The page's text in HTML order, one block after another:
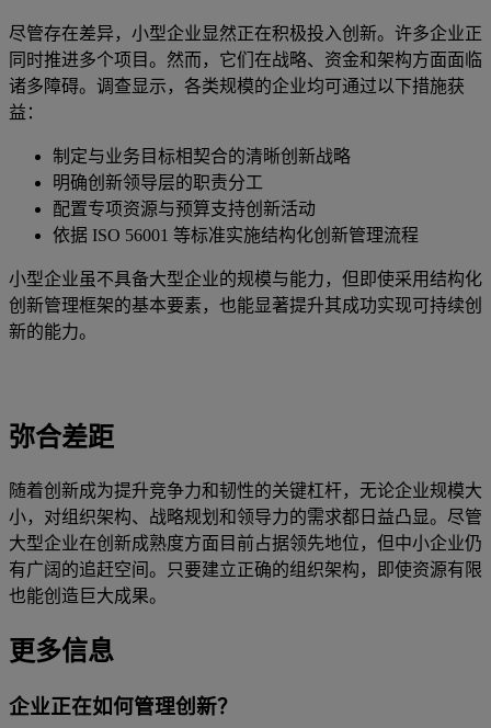
尽管存在差异，小型企业显然正在积极投入创新。许多企业正
同时推进多个项目。然而，它们在战略、资金和架构方面面临
诸多障碍。调查显示，各类规模的企业均可通过以下措施获
益：
制定与业务目标相契合的清晰创新战略
明确创新领导层的职责分工
配置专项资源与预算支持创新活动
依据 ISO 56001 等标准实施结构化创新管理流程
小型企业虽不具备大型企业的规模与能力，但即使采用结构化
创新管理框架的基本要素，也能显著提升其成功实现可持续创
新的能力。
弥合差距
随着创新成为提升竞争力和韧性的关键杠杆，无论企业规模大
小，对组织架构、战略规划和领导力的需求都日益凸显。尽管
大型企业在创新成熟度方面目前占据领先地位，但中小企业仍
有广阔的追赶空间。只要建立正确的组织架构，即使资源有限
也能创造巨大成果。
更多信息
企业正在如何管理创新？